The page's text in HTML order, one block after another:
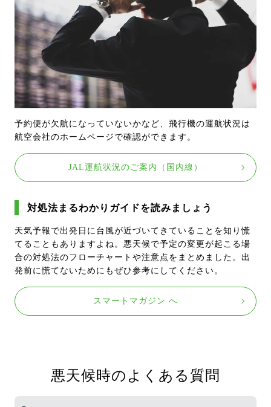
予約便が欠航になっていないかなど、飛行機の運航状況は
航空会社のホームページで確認ができます。
JAL運航状況のご案内（国内線）
対処法まるわかりガイドを読みましょう
天気予報で出発日に台風が近づいてきていることを知り慌
てることもありますよね。悪天候で予定の変更が起こる場
合の対処法のフローチャートや注意点をまとめました。出
発前に慌てないためにもぜひ参考にしてください。
スマートマガジン へ
悪天候時のよくある質問